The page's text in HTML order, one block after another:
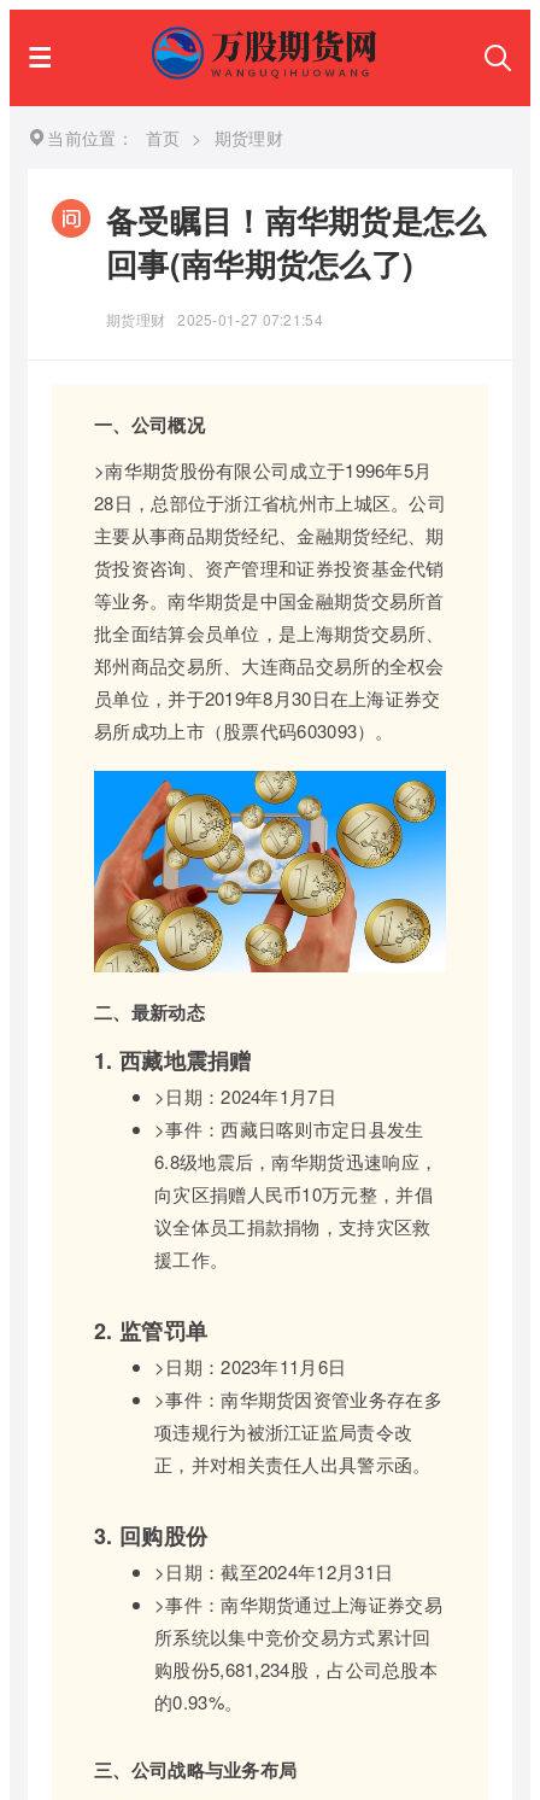
当前位置： 首页 > 期货理财
备受瞩目！南华期货是怎么
回事(南华期货怎么了)
期货理财 2025-01-27 07:21:54
一、公司概况
>南华期货股份有限公司成立于1996年5月
28日，总部位于浙江省杭州市上城区。公司
主要从事商品期货经纪、金融期货经纪、期
货投资咨询、资产管理和证券投资基金代销
等业务。南华期货是中国金融期货交易所首
批全面结算会员单位，是上海期货交易所、
郑州商品交易所、大连商品交易所的全权会
员单位，并于2019年8月30日在上海证券交
易所成功上市（股票代码603093）。
二、最新动态
1. 西藏地震捐赠
>日期：2024年1月7日
>事件：西藏日喀则市定日县发生
6.8级地震后，南华期货迅速响应，
向灾区捐赠人民币10万元整，并倡
议全体员工捐款捐物，支持灾区救
援工作。
2. 监管罚单
>日期：2023年11月6日
>事件：南华期货因资管业务存在多
项违规行为被浙江证监局责令改
正，并对相关责任人出具警示函。
3. 回购股份
>日期：截至2024年12月31日
>事件：南华期货通过上海证券交易
所系统以集中竞价交易方式累计回
购股份5,681,234股，占公司总股本
的0.93%。
三、公司战略与业务布局